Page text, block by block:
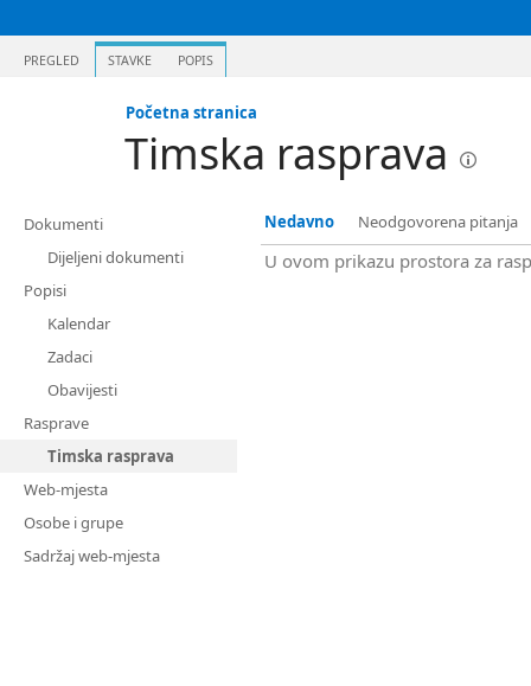
PREGLED STAVKE POPIS
Početna stranica
Timska rasprava
Dokumenti
Dijeljeni dokumenti
Popisi
Kalendar
Zadaci
Obavijesti
Rasprave
Timska rasprava
Web-mjesta
Osobe i grupe
Sadržaj web-mjesta
Nedavno Neodgovorena pitanja
U ovom prikazu prostora za